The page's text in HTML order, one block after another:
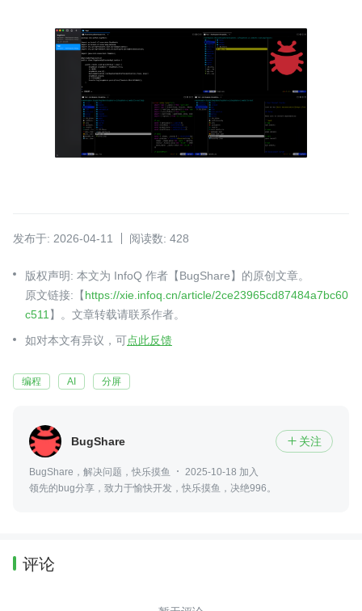
发布于: 2026-04-11 阅读数: 428
版权声明: 本文为 InfoQ 作者【BugShare】的原创文章。
原文链接:【https://xie.infoq.cn/article/2ce23965cd87484a7bc60
c511 】。文章转载请联系作者。
如对本文有异议，可点此反馈
编程 AI 分屏
BugShare  关注
BugShare，解决问题，快乐摸鱼
2025-10-18 加入
领先的bug分享，致力于愉快开发，快乐摸鱼，决绝996。
评论